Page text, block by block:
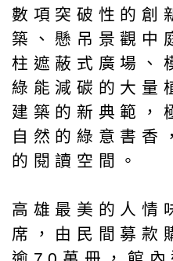
數項突破性的創
築、懸吊景觀中
柱遮蔽式廣場、
綠能減碳的大量
建築的新典範，
自然的綠意書香
的閱讀空間。
高雄最美的人情
席，由民間募款